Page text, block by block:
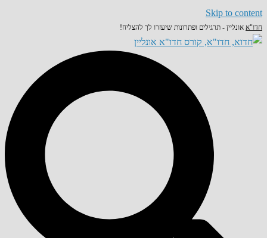
Skip to content
חדו"א אונליין - תרגילים ופתרונות שיעזרו לך להצליח!